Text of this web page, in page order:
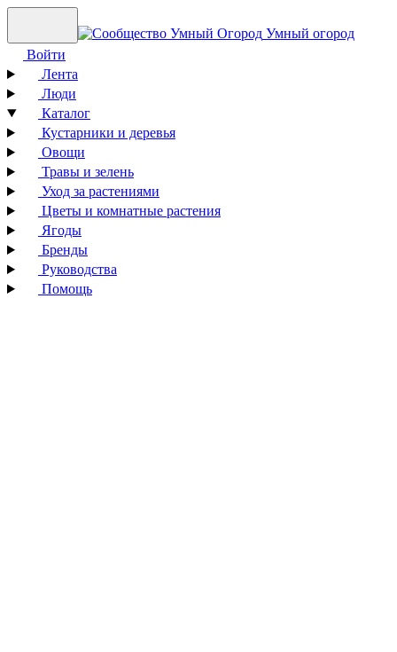
Умный огород
Войти
Лента
Люди
Каталог
Кустарники и деревья
Овощи
Травы и зелень
Уход за растениями
Цветы и комнатные растения
Ягоды
Бренды
Руководства
Помощь